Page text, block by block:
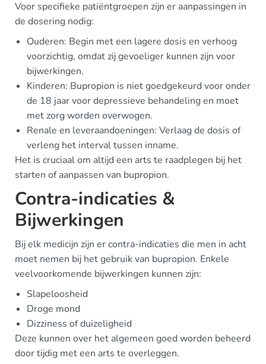
Voor specifieke patiëntgroepen zijn er aanpassingen in
de dosering nodig:
Ouderen: Begin met een lagere dosis en verhoog
voorzichtig, omdat zij gevoeliger kunnen zijn voor
bijwerkingen.
Kinderen: Bupropion is niet goedgekeurd voor onder
de 18 jaar voor depressieve behandeling en moet
met zorg worden overwogen.
Renale en leveraandoeningen: Verlaag de dosis of
verleng het interval tussen inname.
Het is cruciaal om altijd een arts te raadplegen bij het
starten of aanpassen van bupropion.
Contra-indicaties &
Bijwerkingen
Bij elk medicijn zijn er contra-indicaties die men in acht
moet nemen bij het gebruik van bupropion. Enkele
veelvoorkomende bijwerkingen kunnen zijn:
Slapeloosheid
Droge mond
Dizziness of duizeligheid
Deze kunnen over het algemeen goed worden beheerd
door tijdig met een arts te overleggen.